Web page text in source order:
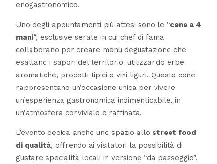
enogastronomico.
Uno degli appuntamenti più attesi sono le “cene a 4
mani“, esclusive serate in cui chef di fama
collaborano per creare menu degustazione che
esaltano i sapori del territorio, utilizzando erbe
aromatiche, prodotti tipici e vini liguri. Queste cene
rappresentano un’occasione unica per vivere
un’esperienza gastronomica indimenticabile, in
un’atmosfera conviviale e raffinata.
L’evento dedica anche uno spazio allo street food
di qualità, offrendo ai visitatori la possibilità di
gustare specialità locali in versione “da passeggio”.